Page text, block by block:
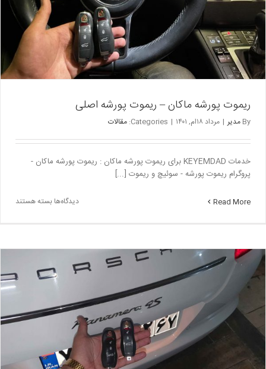
ریموت پورشه ماکان – ریموت پورشه اصلی
By مدیر | مرداد ۱۸ام, ۱۴۰۱ |
Categories: مقالات
خدمات KEYEMDAD برای ریموت پورشه ماکان : ریموت پورشه ماکان -
پروگرام ریموت پورشه - سوئیچ و ریموت [...]
Read More دیدگاه‌ها برای
–
پورشه
اصلی
بسته هستند